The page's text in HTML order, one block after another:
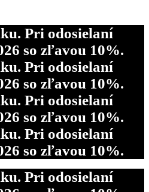
so zľavou 10%.
Pri odosielaní
so zľavou 10%.
Pri odosielaní
so zľavou 10%.
Pri odosielaní
so zľavou 10%.
Pri odosielaní
so zľavou 10%.
Pri odosielaní
so zľavou 10%.
Pri odosielaní
so zľavou 10%.
Pri odosielaní